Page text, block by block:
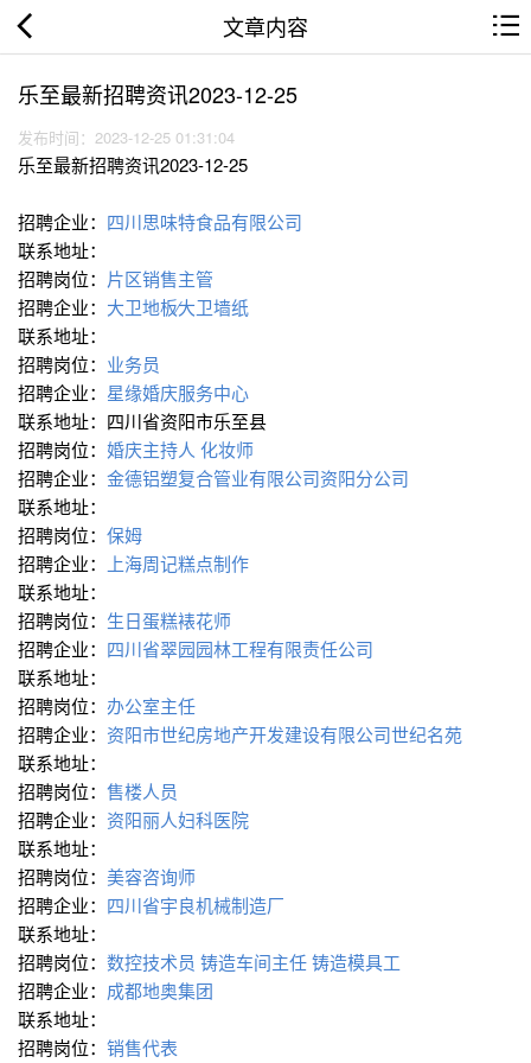
文章内容
乐至最新招聘资讯2023-12-25
发布时间：2023-12-25 01:31:04
乐至最新招聘资讯2023-12-25
招聘企业： 四川思味特食品有限公司
联系地址：
招聘岗位： 片区销售主管
招聘企业： 大卫地板∕大卫墙纸
联系地址：
招聘岗位： 业务员
招聘企业： 星缘婚庆服务中心
联系地址：四川省资阳市乐至县
招聘岗位： 婚庆主持人 化妆师
招聘企业： 金德铝塑复合管业有限公司资阳分公司
联系地址：
招聘岗位： 保姆
招聘企业：
上海周记糕点制作
联系地址：
招聘岗位： 生日蛋糕裱花师
招聘企业： 四川省翠园园林工程有限责任公司
联系地址：
招聘岗位： 办公室主任
招聘企业： 资阳市世纪房地产开发建设有限公司世纪名苑
联系地址：
招聘岗位： 售楼人员
招聘企业： 资阳丽人妇科医院
联系地址：
招聘岗位： 美容咨询师
招聘企业： 四川省宇良机械制造厂
联系地址：
招聘岗位： 数控技术员 铸造车间主任铸造模具工
招聘企业： 成都地奥集团
联系地址：
招聘岗位： 销售代表